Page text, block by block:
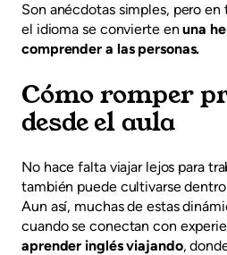
Son anécdotas simples, pero
el idioma se convierte enuna
comprender a las personas.
Cómo romper
desde el aula
No hace falta viajar lejos para
también puede cultivarse
Aun así, muchas de estas
cuando se conectan con
aprender inglés viajando,